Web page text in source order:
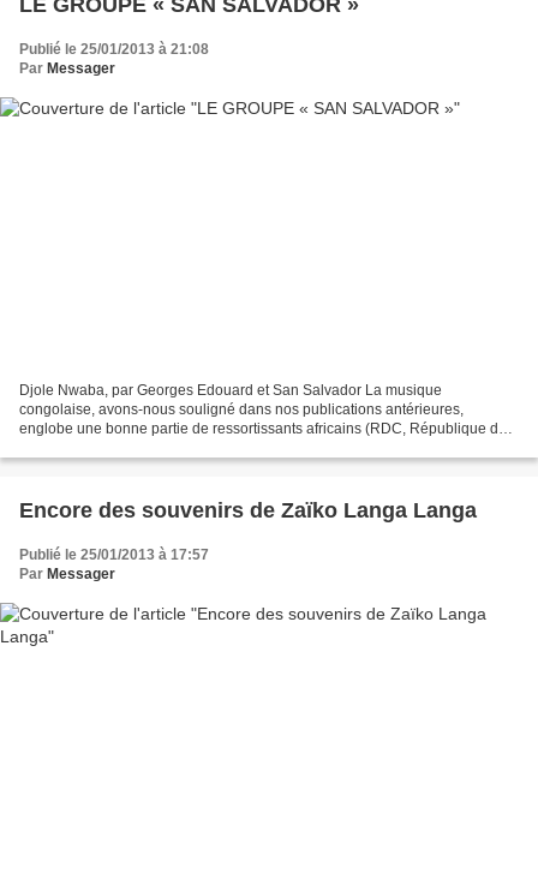
LE GROUPE « SAN SALVADOR »
Publié le 25/01/2013 à 21:08
Par Messager
Djole Nwaba, par Georges Edouard et San Salvador La musique
congolaise, avons-nous souligné dans nos publications antérieures,
englobe une bonne partie de ressortissants africains (RDC, République du
Encore des souvenirs de Zaïko Langa Langa
Publié le 25/01/2013 à 17:57
Par Messager